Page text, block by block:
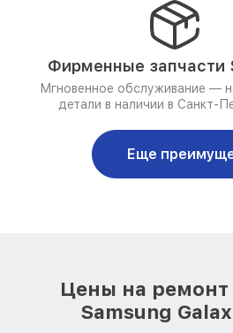
Фирменные запчасти
Мгновенное обслуживание —
детали в наличии в Санкт-
Еще
Цены на
Samsung